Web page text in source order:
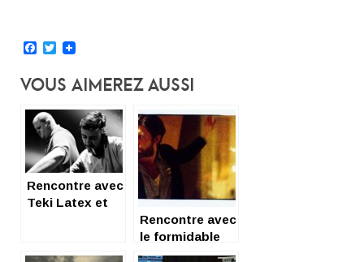
Facebook
Twitter
Vous Aimerez Aussi
Rencontre avec
Teki Latex et
Rencontre avec
le formidable
Ed Harcourt,